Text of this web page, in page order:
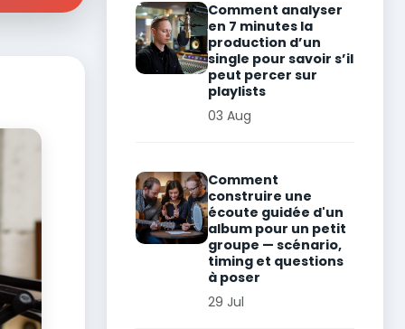
Comment analyser
en 7 minutes la
production d’un
single pour savoir s’il
peut percer sur
playlists
03 Aug
Comment
construire une
écoute guidée d'un
album pour un petit
groupe — scénario,
timing et questions
à poser
29 Jul